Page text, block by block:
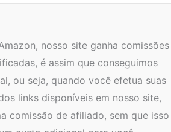
nosso site ganha comissões
é assim que conseguimos
ou seja, quando você efetua suas
links disponíveis em nosso site,
comissão de afiliado, sem que isso